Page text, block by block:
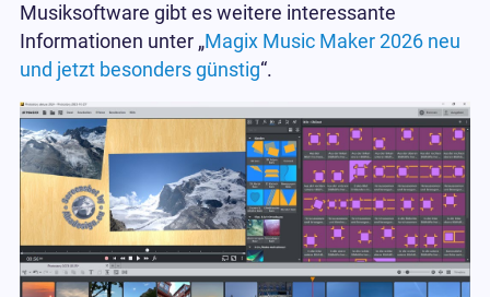
Musiksoftware gibt es weitere interessante
Informationen unter „Magix Music Maker 2026 neu
und jetzt besonders günstig“.